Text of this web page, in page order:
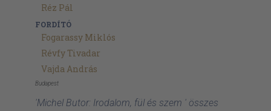
Réz Pál
FORDÍTÓ
Fogarassy Miklós
Révfy Tivadar
Vajda András
Budapest
'Michel Butor: Irodalom, fül és szem ' összes